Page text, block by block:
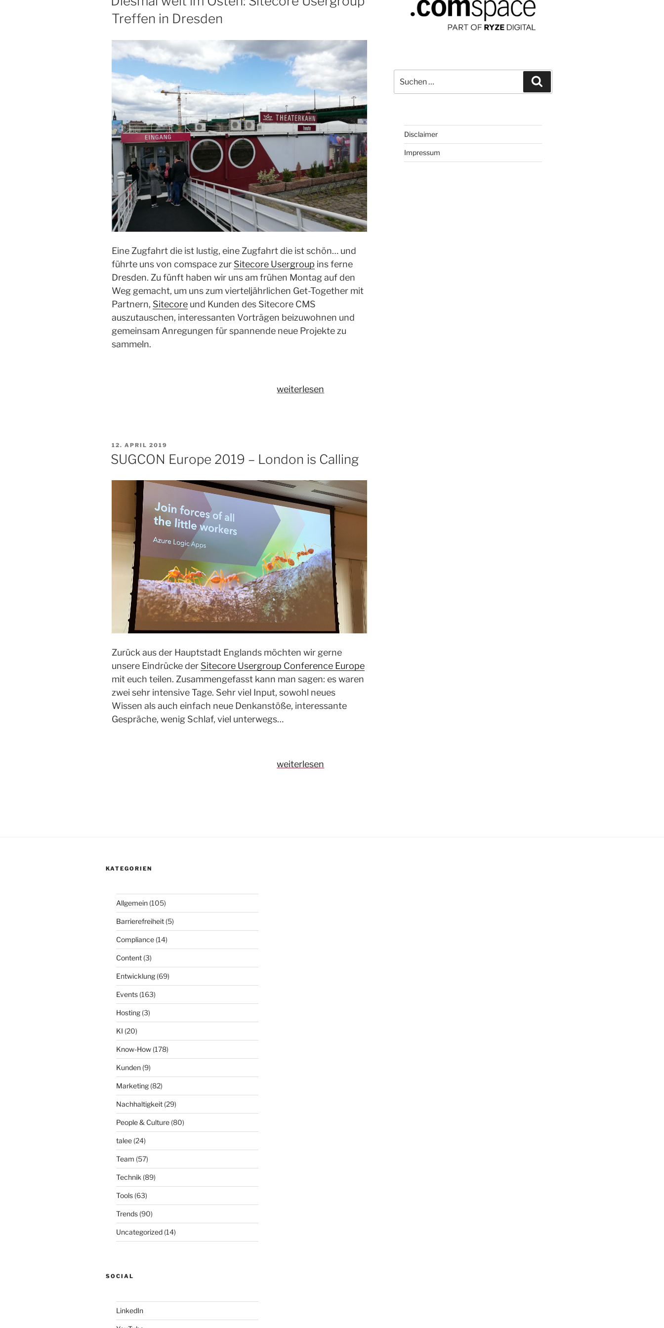
Treffen in Dresden
Eine Zugfahrt die ist lustig, eine Zugfahrt die ist schön… und
führte uns von comspace zur Sitecore Usergroup ins ferne
Dresden. Zu fünft haben wir uns am frühen Montag auf den
Weg gemacht, um uns zum vierteljährlichen Get-Together mit
Partnern, Sitecore und Kunden des Sitecore CMS
auszutauschen, interessanten Vorträgen beizuwohnen und
gemeinsam Anregungen für spannende neue Projekte zu
sammeln.
„Diesmal
Usergroup
in
Dresden“
weiterlesen
VERÖFFENTLICHT
12. APRIL 2019
SUGCON Europe 2019 – London is Calling
Zurück aus der Hauptstadt Englands möchten wir gerne
unsere Eindrücke der Sitecore Usergroup Conference Europe
mit euch teilen. Zusammengefasst kann man sagen: es waren
zwei sehr intensive Tage. Sehr viel Input, sowohl neues
Wissen als auch einfach neue Denkanstöße, interessante
Gespräche, wenig Schlaf, viel unterwegs…
„SUGCON
weiterlesen
nach:
Disclaimer
Impressum
KATEGORIEN
Allgemein (105)
Barrierefreiheit (5)
Compliance (14)
Content (3)
Entwicklung (69)
Events (163)
Hosting (3)
KI (20)
Know-How (178)
Kunden (9)
Marketing (82)
Nachhaltigkeit (29)
People & Culture (80)
talee (24)
Team (57)
Technik (89)
Tools (63)
Trends (90)
Uncategorized (14)
SOCIAL
LinkedIn